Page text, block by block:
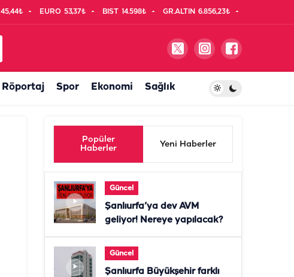
45,44₺ EURO 53,37₺ BIST 14.598₺ GR.ALTIN 6.856,23₺
Röportaj Spor Ekonomi Sağlık
Popüler
Haberler
Yeni Haberler
Güncel
Şanlıurfa’ya dev AVM
geliyor! Nereye yapılacak?
Güncel
Şanlıurfa Büyükşehir farklı